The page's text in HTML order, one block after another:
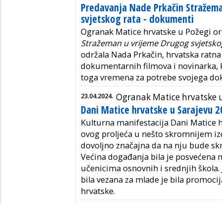
Predavanja Nade Prkačin
svjetskog rata - dokumenti
Ogranak Matice hrvatske u Požegi
Stražeman u vrijeme Drugog
održala Nada Prkačin, hrvatska
dokumentarnih filmova i novinarka,
toga vremena za potrebe svojega
23.04.2024. Ogranak Matice hrvatske
Dani Matice hrvatske u Sarajevu
Kulturna manifestacija Dani Matice
ovog proljeća u nešto skromnijem
dovoljno značajna da na nju bude
Većina događanja bila je posvećena
učenicima osnovnih i srednjih
bila vezana za mlade je bila
hrvatske.